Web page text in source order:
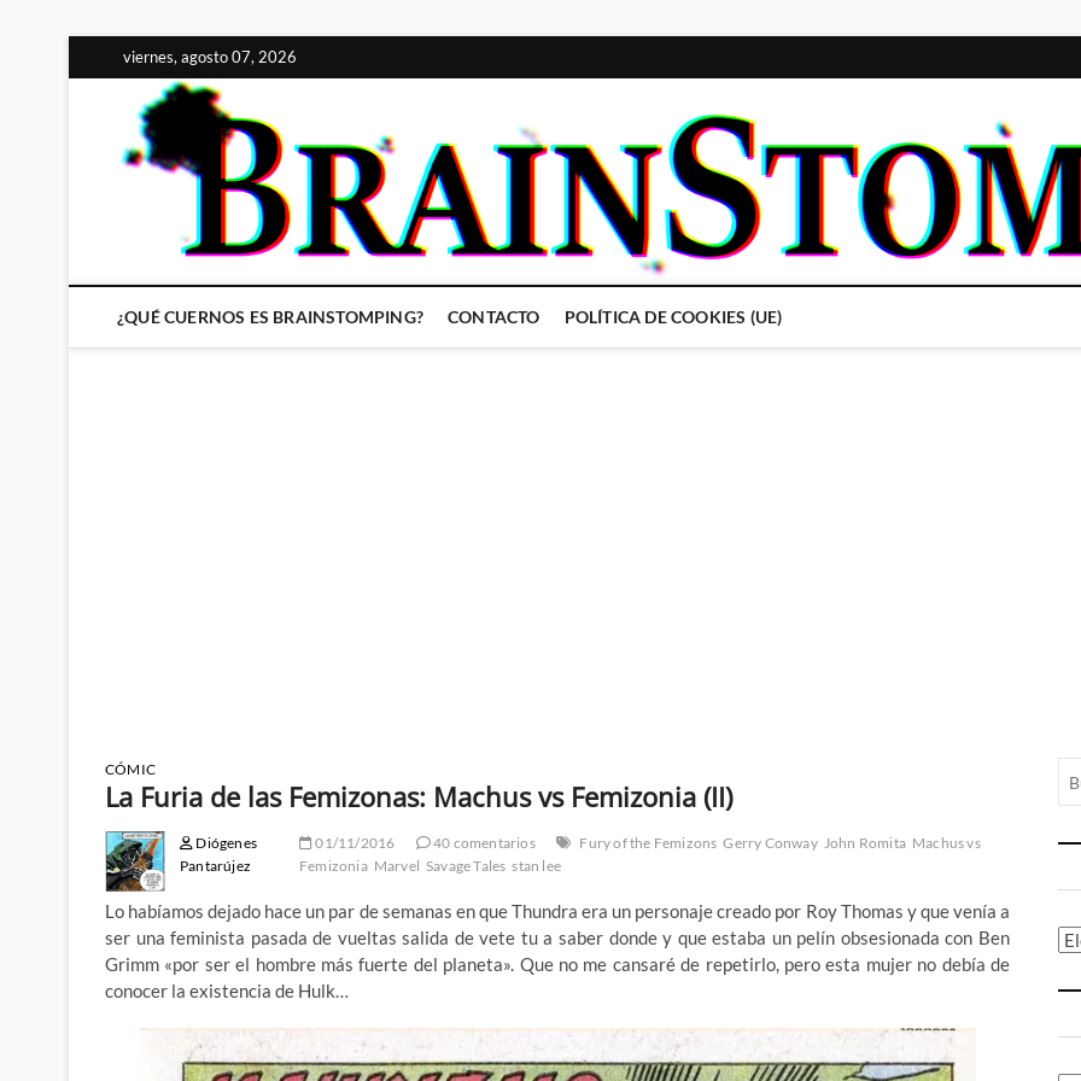
al
contenido
viernes, agosto 07, 2026
¿QUÉ CUERNOS ES BRAINSTOMPING? CONTACTO POLÍTICA DE COOKIES (UE)
CÓMIC
La Furia de las Femizonas: Machus vs Femizonia (II)
Diógenes
Pantarújez
01/11/2016 40 comentarios Fury of the Femizons Gerry Conway John Romita Machus vs
Femizonia Marvel Savage Tales stan lee
Lo habíamos dejado hace un par de semanas en que Thundra era un personaje creado por Roy Thomas y que venía a
ser una feminista pasada de vueltas salida de vete tu a saber donde y que estaba un pelín obsesionada con Ben
Grimm «por ser el hombre más fuerte del planeta». Que no me cansaré de repetirlo, pero esta mujer no debía de
conocer la existencia de Hulk…